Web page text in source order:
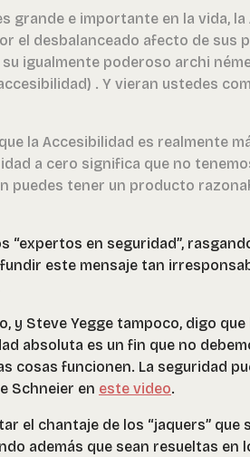
grande e importante en la vida,
el desbalanceado afecto de sus
igualmente poderoso archi
. Y vieran ustedes
la Accesibilidad es realmente
a cero significa que no
puedes tener un producto
“expertos en seguridad”,
este mensaje tan
y Steve Yegge tampoco, digo
absoluta es un fin que no
cosas funcionen. La seguridad
Schneier en este video.
el chantaje de los “jaquers”
además que sean resueltas en